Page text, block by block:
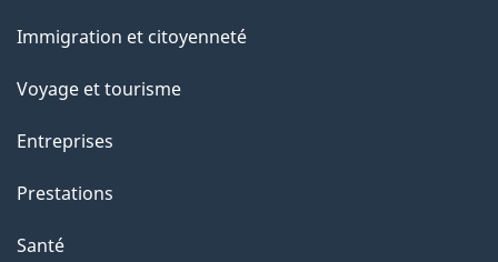
sujets
Immigration et citoyenneté
Voyage et tourisme
Entreprises
Prestations
Santé